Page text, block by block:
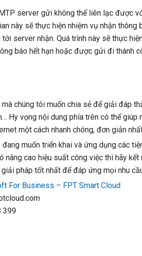
server gửi không thể liên lạc được
này sẽ thực hiện nhiệm vụ nhận
server nhận. Quá trình này sẽ thực
báo hết hạn hoặc được gửi đi thành
chúng tôi muốn chia sẻ để giải đáp
Hy vọng nội dung phía trên có thể
một cách nhanh chóng, đơn giản
đang muốn triển khai và ứng dụng các
nâng cao hiệu suất công việc thì hãy
pháp tốt nhất để đáp ứng mọi nhu
For Business – FPT Smart Cloud
399